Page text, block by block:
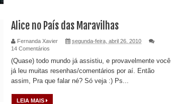
Alice no País das Maravilhas
Fernanda Xavier
segunda-feira, abril 26, 2010
14 Comentários
(Quase) todo mundo já assistiu, e provavelmente você
já leu muitas resenhas/comentários por aí. Então
assim, Pra que falar né? Só veja :) Ps...
LEIA MAIS